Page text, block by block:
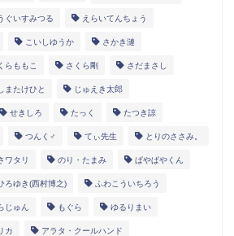
ぐいすみつる えらいてんちょう
こいしゆうか さかき漣
らももこ さくら剛 さだまさし
またけひと じゅえき太郎
せきしろ たっく たつき諒
つんく♂ てぃ先生 とりのささみ。
ワタリ のり・たまみ ぱやぱやくん
ろゆき(西村博之) ふわこういちろう
じゅん もぐら ゆるりまい
カ アラタ・クールハンド